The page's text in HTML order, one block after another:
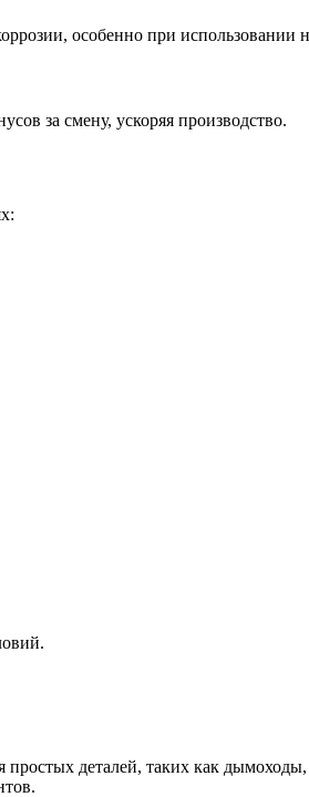
особенно при использовании
за смену, ускоряя производство.
деталей, таких как